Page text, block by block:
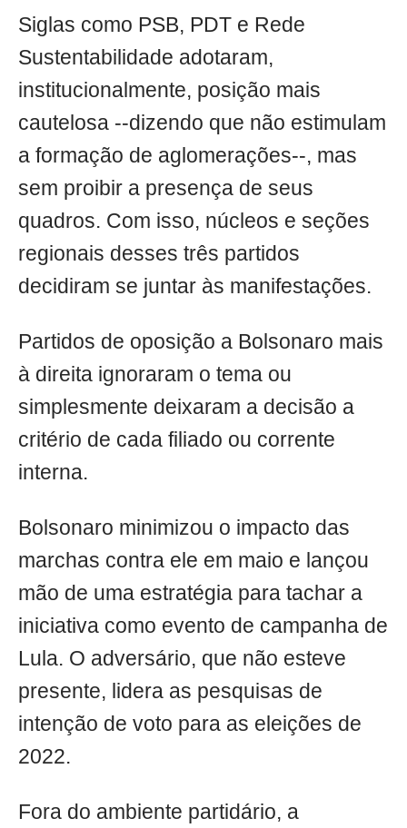
Siglas como PSB, PDT e Rede
Sustentabilidade adotaram,
institucionalmente, posição mais
cautelosa --dizendo que não estimulam
a formação de aglomerações--, mas
sem proibir a presença de seus
quadros. Com isso, núcleos e seções
regionais desses três partidos
decidiram se juntar às manifestações.
Partidos de oposição a Bolsonaro mais
à direita ignoraram o tema ou
simplesmente deixaram a decisão a
critério de cada filiado ou corrente
interna.
Bolsonaro minimizou o impacto das
marchas contra ele em maio e lançou
mão de uma estratégia para tachar a
iniciativa como evento de campanha de
Lula. O adversário, que não esteve
presente, lidera as pesquisas de
intenção de voto para as eleições de
2022.
Fora do ambiente partidário, a